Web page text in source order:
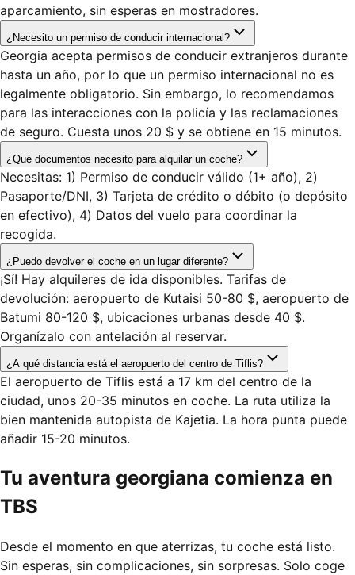
aparcamiento, sin esperas en mostradores.
¿Necesito un permiso de conducir internacional?
Georgia acepta permisos de conducir extranjeros durante
hasta un año, por lo que un permiso internacional no es
legalmente obligatorio. Sin embargo, lo recomendamos
para las interacciones con la policía y las reclamaciones
de seguro. Cuesta unos 20 $ y se obtiene en 15 minutos.
¿Qué documentos necesito para alquilar un coche?
Necesitas: 1) Permiso de conducir válido (1+ año), 2)
Pasaporte/DNI, 3) Tarjeta de crédito o débito (o depósito
en efectivo), 4) Datos del vuelo para coordinar la
recogida.
¿Puedo devolver el coche en un lugar diferente?
¡Sí! Hay alquileres de ida disponibles. Tarifas de
devolución: aeropuerto de Kutaisi 50-80 $, aeropuerto de
Batumi 80-120 $, ubicaciones urbanas desde 40 $.
Organízalo con antelación al reservar.
¿A qué distancia está el aeropuerto del centro de Tiflis?
El aeropuerto de Tiflis está a 17 km del centro de la
ciudad, unos 20-35 minutos en coche. La ruta utiliza la
bien mantenida autopista de Kajetia. La hora punta puede
añadir 15-20 minutos.
Tu aventura georgiana comienza en
TBS
Desde el momento en que aterrizas, tu coche está listo.
Sin esperas, sin complicaciones, sin sorpresas. Solo coge